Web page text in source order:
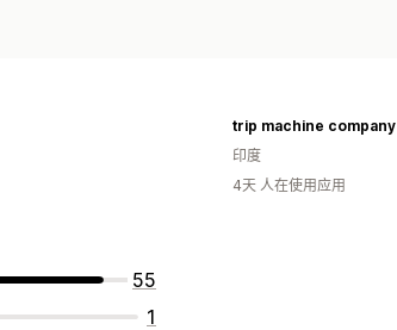
55
1
trip machine company
印度
4天 人在使用应用